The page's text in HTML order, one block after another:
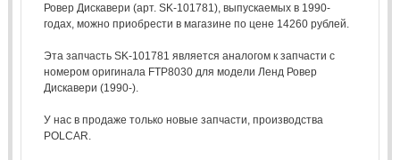
Ровер Дискавери (арт. SK-101781), выпускаемых в 1990-
годах, можно приобрести в магазине по цене 14260 рублей.
Эта запчасть SK-101781 является аналогом к запчасти с
номером оригинала FTP8030 для модели Ленд Ровер
Дискавери (1990-).
У нас в продаже только новые запчасти, производства
POLCAR.